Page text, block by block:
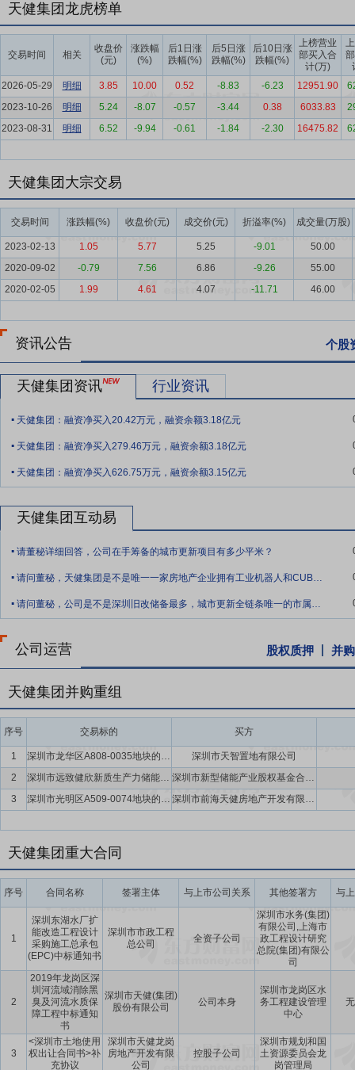
推进建筑业供给侧结构性改革，深化工业化、数字化、绿色化转型，
型提供了重要战略方向。
要点7： 房地产业
2025年，全国房地产开发投资82,788亿元，比上
元，下降12.6%。中央经济工作会议部署高质量推进城市更新，要求
推动高质量发展的重大战略，城中村改造、老旧小区改造等城市更新
大城市更新项目的统筹力度，着力建立更好满足刚性和改善性住房需
要点8：城市服务业
随着城镇化进程向内涵式发展纵深推进，人民对
托育、便民消费服务等多元领域，数字化、智慧化运营能力成为行业
要点9：全产业链一体化协同优势
公司具有规划设计、建设、开发
挥天健所长。报告期内，公司建链、补链、强链，向产业链高价值领
要点10：主责主业能力突出
公司履责与核心业务能力保持了有韧性
个科研创新平台，持续提升公司核心业务的科技含量，下大力气狠抓
铸就“天健铁军”精神，品牌美誉度高
勇于担当、善于攻坚
程、光明碧道工程、梅州抗洪抢险等项目，在各类重大项目及急难险
经营围填海项目的投资建设;城市基础设施、市政公共设施、水利水
45%。合资公司成立后,双方将凭借各自的综合实力和丰富的行业经
产业发展公司,定向投资于首都医疗健康产业有限公司的增资扩股。
加强与首都医疗的合作,获得与公司自身业务的协同效应;首都医疗的发
六岸河道整治及景观绿化工程PPP项目的中标单位,本项目估算总投资
要点17：签约中标深圳36亿元水环境综合治理项目
2019年2月12日
亿元左右。天健集团表示,该项目是公司全资子公司市政总公司成立
明公司市场竞争能力显著提升。该合同的签署及顺利实施,有利于公
践经验,对公司未来经营和市场拓展具有积极影响。
要点18：全资子公司参与上海临港重大资产重组
2019年5月10日发
据公告,公司所属子公司天健置业于2015年以挂牌价格26,500万元摘
上海临港披露了《上海临港控股股份有限公司发行股份及支付现金购
海临港拟以定价基准日前20个交易日股票交易均价的90%的发行价格
术开发区联合发展有限公司65%股权、上海漕河泾开发区高科技园发
海莘闵高新技术开发有限公司、上海华民置业发展有限公司及上海蓝
要点19：预中标逾36亿元水质保障工程项目
保障工程,预中标金额为361,002.513万元人民币。
天健集团龙虎榜单
交易时间 相关
收盘价
(元)
涨跌幅
(%)
后1日涨
跌幅(%)
后5日涨
跌幅(%)
后10日涨
跌幅(%)
上榜营业
部买入合
计(万)
2026-05-29
明细 3.85 10.00 0.52 -8.83 -6.23 12951.90
2023-10-26
明细 5.24 -8.07 -0.57 -3.44 0.38 6033.83
2023-08-31
明细 6.52 -9.94 -0.61 -1.84 -2.30 16475.82
天健集团大宗交易
交易时间 涨跌幅(%) 收盘价(元) 成交价(元) 折溢率(%) 成交量(万股)
2023-02-13 1.05 5.77 5.25 -9.01
50.00
2020-09-02
-0.79 7.56 6.86 -9.26
55.00
2020-02-05
1.99 4.61 4.07 -11.71 46.00
资讯公告 个股
天健集团资讯 行业资讯
. 天健集团：融资净买入20.42万元，融资余额3.18亿元
. 天健集团：融资净买入279.46万元，融资余额3.18亿元
. 天健集团：融资净买入626.75万元，融资余额3.15亿元
天健集团互动易
. 请董秘详细回答，公司在手筹备的城市更新项目有多少平米？
. 请问董秘，天健集团是不是唯一一家房地产企业拥有工业机器人和CUBE大模型的公司
. 请问董秘，公司是不是深圳旧改储备最多，城市更新全链条唯一的市属国企
公司运营 股权质押 并
天健集团并购重组
序号 交易标的 买方
1 深圳市龙华区A808-0035地块的国有土地使用权
深圳市天智置地有限公司
2
深圳市远致健欣新质生产力储能资产私募股权基金合伙企业(有限合伙)(暂定名)
深圳市新型储能产业股权基金合伙企业(有限合伙),深圳市远致储能私募股权基金管理有限公司,深圳市天健投资发展有限公司,深圳欣能产业发展科技有限公司
3
深圳市光明区A509-0074地块的国有土地使用权 深圳市前海天健房地产开发有限公司联合深圳市振业(集团)股份有限公司及深圳市建辰投资发展有限公司
天健集团重大合同
序号 合同名称 签署主体 与上市公司关系 其他签署方 与
1
深圳东湖水厂扩
能改造工程设计
采购施工总承包
(EPC)中标通知书
深圳市市政工程
总公司
全资子公司
深圳市水务(集团)
有限公司,上海市
政工程设计研究
总院(集团)有限公
司
2
2019年龙岗区深
圳河流域消除黑
臭及河流水质保
障工程中标通知
书
深圳市天健(集团)
股份有限公司
公司本身
深圳市龙岗区水
务工程建设管理
中心
3
<深圳市土地使用
权出让合同书>补
充协议
深圳市天健龙岗
房地产开发有限
公司
控股子公司
深圳市规划和国
土资源委员会龙
岗管理局